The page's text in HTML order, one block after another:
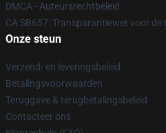
DMCA - Auteursrechtbeleid
CA SB657: Transparantiewet voor de
Onze steun
Verzend- en leveringsbeleid
Betalingsvoorwaarden
Teruggave & terugbetalingsbeleid
Contacteer ons